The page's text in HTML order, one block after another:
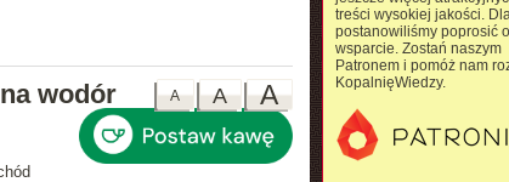
A
A
A
wodór
treści wysokiej jakości.
postanowiliśmy poprosić o
wsparcie. Zostań naszym
Patronem i pomóż nam
KopalnięWiedzy.